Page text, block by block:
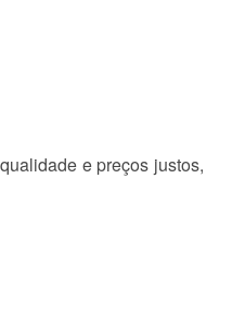
e preços justos,